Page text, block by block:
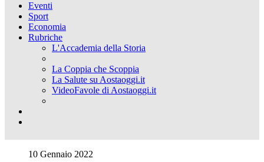
Eventi
Sport
Economia
Rubriche
L'Accademia della Storia
La Coppia che Scoppia
La Salute su Aostaoggi.it
VideoFavole di Aostaoggi.it
10 Gennaio 2022